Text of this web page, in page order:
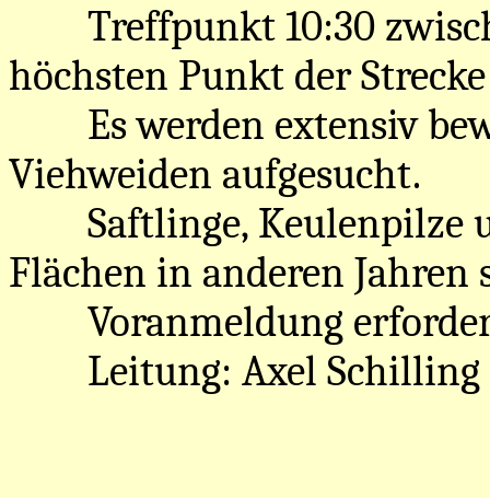
Treffpunkt 10:30
höchsten Punkt der
Es werden extensiv
Viehweiden aufgesucht.
Saftlinge, Keulenpilze
Flächen in anderen
Voranmeldung
Leitung: Axel Schilling